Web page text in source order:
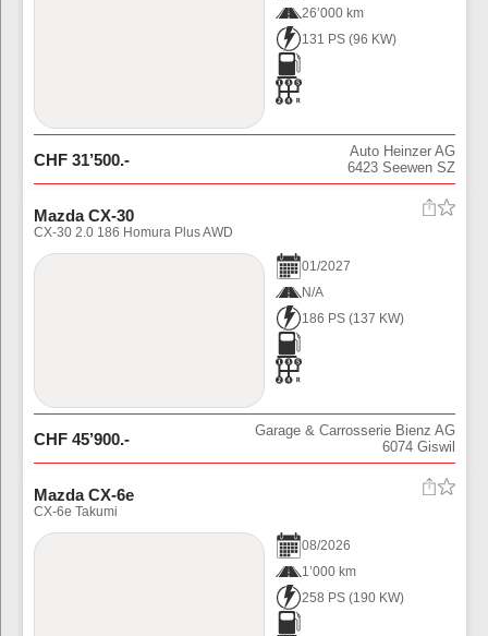
26’000 km
131 PS (96 KW)
CHF 31’500.-
Auto Heinzer AG
6423 Seewen SZ
Mazda CX-30
CX-30 2.0 186 Homura Plus AWD
01/2027
N/A
186 PS (137 KW)
CHF 45’900.-
Garage & Carrosserie Bienz AG
6074 Giswil
Mazda CX-6e
CX-6e Takumi
08/2026
1’000 km
258 PS (190 KW)